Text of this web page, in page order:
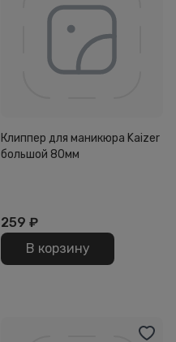
Клиппер для маникюра Kaizer
большой 80мм
259 ₽
В корзину